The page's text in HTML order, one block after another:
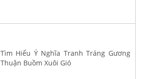
Tìm Hiểu Ý Nghĩa Tranh Tráng Gương
Thuận Buồm Xuôi Gió